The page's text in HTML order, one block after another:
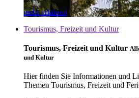
mehr erfahren
Tourismus, Freizeit und Kultur
Tourismus, Freizeit und Kultur
und Kultur
Hier finden Sie Informationen und
Themen Tourismus, Freizeit und